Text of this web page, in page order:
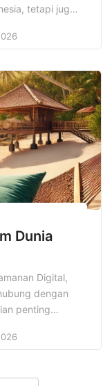
tetapi juga
budaya dan
rempah
dari berbagai
Dunia
Digital,
dengan
penting
Namun,